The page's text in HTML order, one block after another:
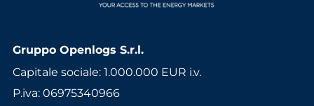
Gruppo Openlogs S.r.l.
Capitale sociale: 1.000.000 EUR i.v.
P.iva: 06975340966